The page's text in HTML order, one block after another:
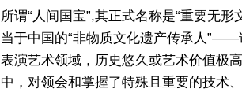
所谓“人间国宝”,其正式名称是“重要无形
当于中国的“非物质文化遗产传承人”——
表演艺术领域，历史悠久或艺术价值极
中，对领会和掌握了特殊且重要的技术